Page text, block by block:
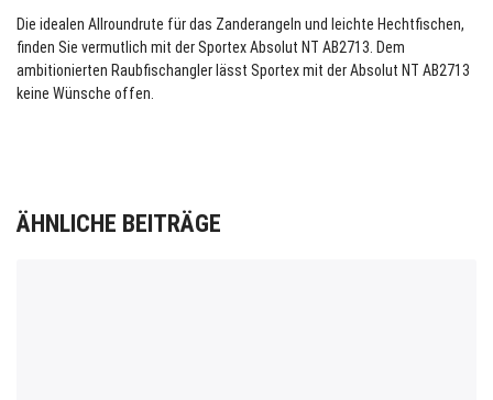
Die idealen Allroundrute für das Zanderangeln und leichte Hechtfischen,
finden Sie vermutlich mit der Sportex Absolut NT AB2713. Dem
ambitionierten Raubfischangler lässt Sportex mit der Absolut NT AB2713
keine Wünsche offen.
ÄHNLICHE BEITRÄGE